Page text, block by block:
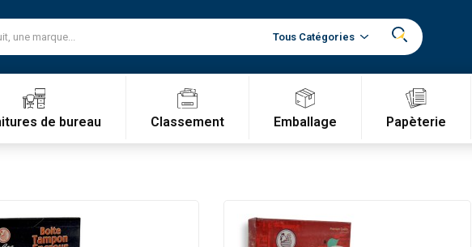
de bureau Classement Emballage Papèterie